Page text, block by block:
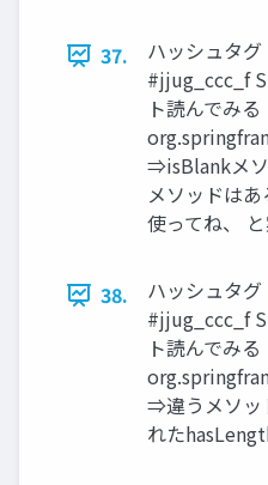
37.
ハッシュタ
#jjug_ccc_f
ト読んでみる
⇒isBlankメ
メソッドは
使ってね、 と
38.
ハッシュタ
#jjug_ccc_f
ト読んでみる
⇒違うメソッ
れた